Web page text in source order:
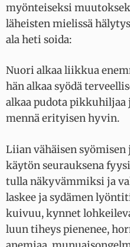
myönteiseksi
läheisten mielissä
ala heti soida:
Nuori alkaa liikkua
hän alkaa syödä
alkaa pudota pikkuhiljaa
mennä erityisen hyvin.
Liian vähäisen
käytön seurauksena
tulla näkyvämmiksi ja
laskee ja sydämen
kuivuu, kynnet
luun tiheys pienenee,